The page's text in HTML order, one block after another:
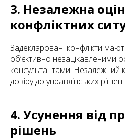
3. Незалежна
конфліктних
Задекларовані конфлікти
об’єктивно незацікавленими
консультантами. Незалежний
довіру до управлінських
4. Усунення від
рішень